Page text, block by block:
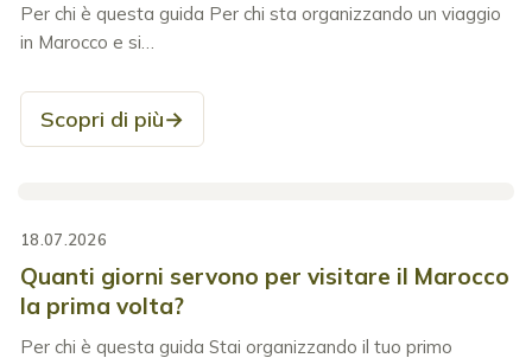
Per chi è questa guida Per chi sta organizzando un viaggio
in Marocco e si…
Scopri di più→
18.07.2026
Quanti giorni servono per visitare il Marocco
la prima volta?
Per chi è questa guida Stai organizzando il tuo primo